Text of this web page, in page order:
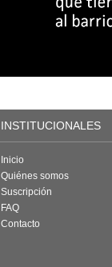
INSTITUCIONALES
Inicio
Quiénes somos
Suscripción
FAQ
Contacto